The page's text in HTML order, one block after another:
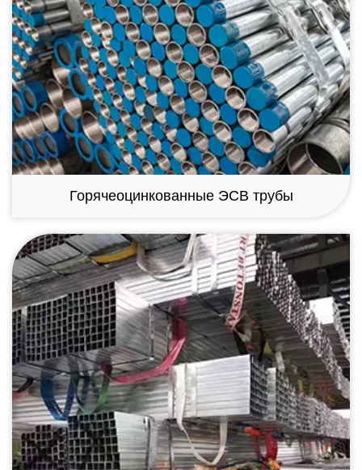
Горячеоцинкованные ЭСВ трубы